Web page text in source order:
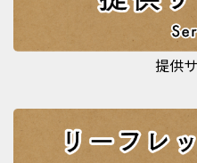
提供